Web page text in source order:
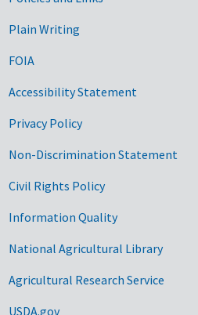
Plain Writing
FOIA
Accessibility Statement
Privacy Policy
Non-Discrimination Statement
Civil Rights Policy
Information Quality
National Agricultural Library
Agricultural Research Service
USDA.gov